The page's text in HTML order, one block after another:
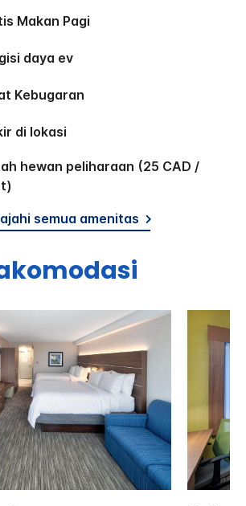
Makan Pagi
daya ev
Kebugaran
di lokasi
semua amenitas